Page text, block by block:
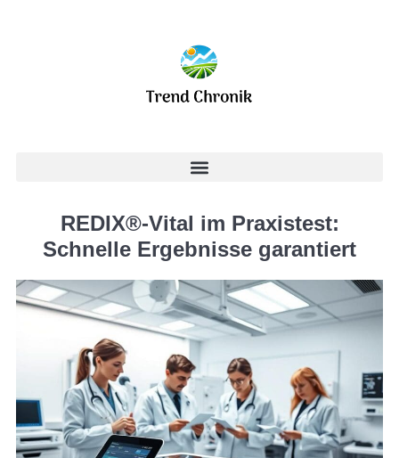
REDIX®-Vital im Praxistest:
Schnelle Ergebnisse garantiert